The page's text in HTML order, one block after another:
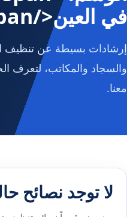
في العين</span>
إرشادات بسيطة عن تنظيف
والسجاد والمكاتب، لتعرف
معنا.
لا توجد نصائح